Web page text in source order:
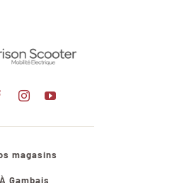
magasins
À Gambais